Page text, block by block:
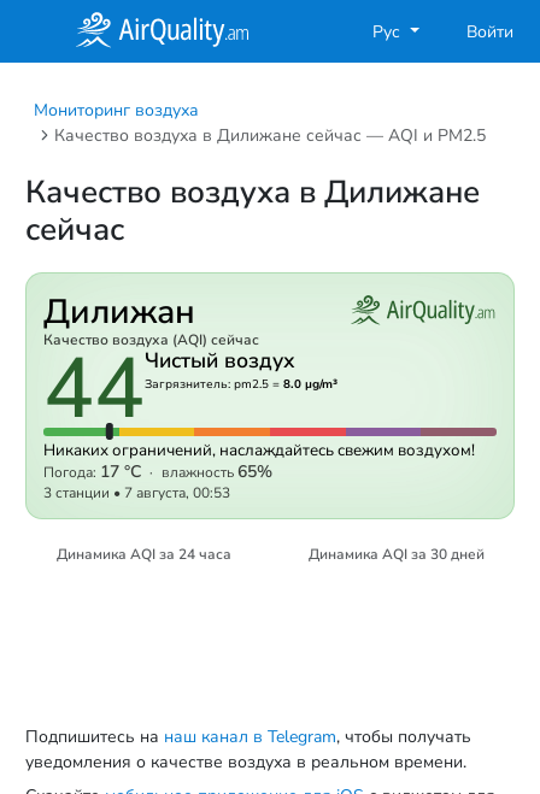
Рус Войти
Мониторинг воздуха
Качество воздуха в Дилижане сейчас — AQI и PM2.5
Качество воздуха в Дилижане
сейчас
Дилижан
Качество воздуха (AQI) сейчас
44Чистый воздух
Загрязнитель: pm2.5 = 8.0 µg/m³
Никаких ограничений, наслаждайтесь свежим воздухом!
Погода: 17 °C · влажность65%
3 станции • 7 августа, 00:53
Динамика AQI за 24 часа Динамика AQI за 30 дней
Подпишитесь на наш канал в Telegram, чтобы получать
уведомления о качестве воздуха в реальном времени.